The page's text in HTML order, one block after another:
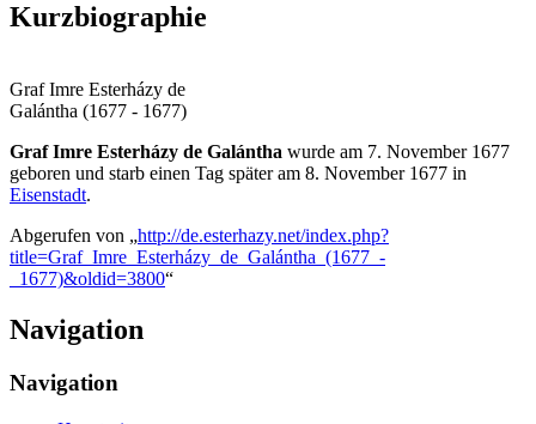
Kurzbiographie
Graf Imre Esterházy de
Galántha (1677 - 1677)
Graf Imre Esterházy de Galántha wurde am 7. November 1677
geboren und starb einen Tag später am 8. November 1677 in
Eisenstadt.
Abgerufen von „http://de.esterhazy.net/index.php?
title=Graf_Imre_Esterházy_de_Galántha_(1677_-
_1677)&oldid=3800“
Navigation
Navigation